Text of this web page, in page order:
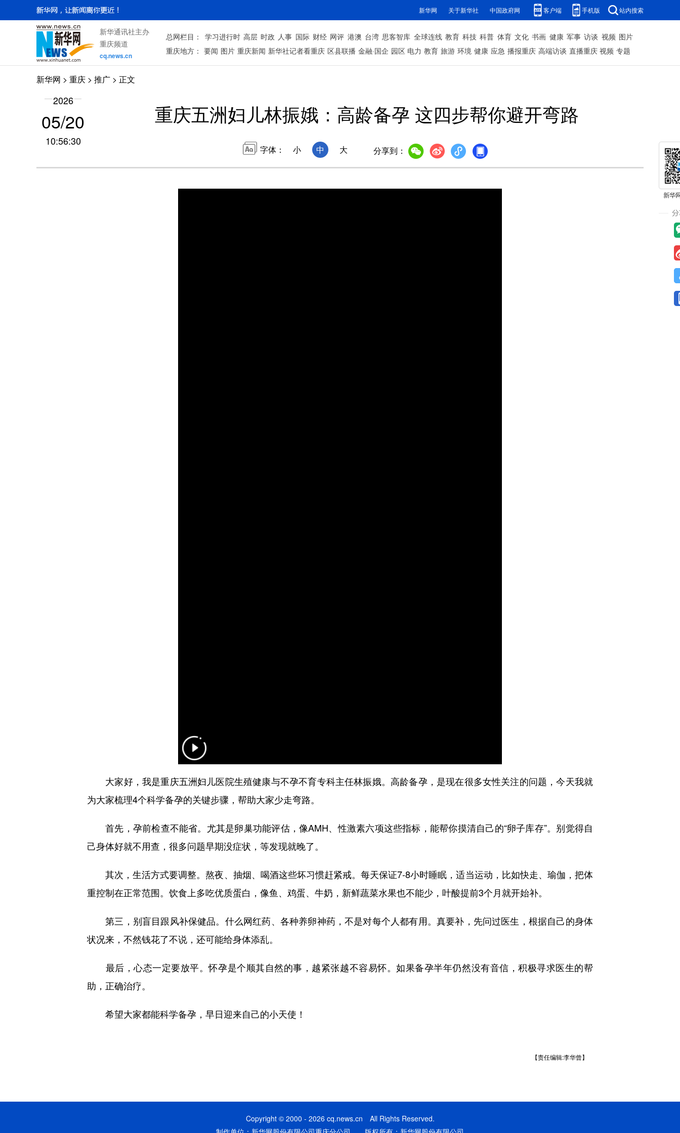
新华网 关于新华社 中国政府网 客户端 手机版 站内搜索
新华通讯社主办
重庆频道
cq.news.cn
总网栏目： 学习进行时 高层 时政 人事 国际 财经 网评 港澳 台湾 思客智库 全球连线 教育 科技 科普 体育 文化 书画 健康 军事 访谈 视频 图片
重庆地方： 要闻 图片 重庆新闻 新华社记者看重庆 区县联播 金融·国企 园区 电力 教育 旅游 环境 健康 应急 播报重庆 高端访谈 直播重庆 视频 专题
新华网 > 重庆 > 推广 > 正文
2026
05/20
10:56:30
重庆五洲妇儿林振娥：高龄备孕 这四步帮你避开弯路
字体： 小 中 大 分享到：
大家好，我是重庆五洲妇儿医院生殖健康与不孕不育专科主任林振娥。高龄备孕，是现在很多女性关注的问题，今天我就
为大家梳理4个科学备孕的关键步骤，帮助大家少走弯路。
首先，孕前检查不能省。尤其是卵巢功能评估，像AMH、性激素六项这些指标，能帮你摸清自己的“卵子库存”。别觉得自
己身体好就不用查，很多问题早期没症状，等发现就晚了。
其次，生活方式要调整。熬夜、抽烟、喝酒这些坏习惯赶紧戒。每天保证7-8小时睡眠，适当运动，比如快走、瑜伽，把体
重控制在正常范围。饮食上多吃优质蛋白，像鱼、鸡蛋、牛奶，新鲜蔬菜水果也不能少，叶酸提前3个月就开始补。
第三，别盲目跟风补保健品。什么网红药、各种养卵神药，不是对每个人都有用。真要补，先问过医生，根据自己的身体
状况来，不然钱花了不说，还可能给身体添乱。
最后，心态一定要放平。怀孕是个顺其自然的事，越紧张越不容易怀。如果备孕半年仍然没有音信，积极寻求医生的帮
助，正确治疗。
希望大家都能科学备孕，早日迎来自己的小天使！
【责任编辑:李华曾】
Copyright © 2000 - 2026 cq.news.cn All Rights Reserved.